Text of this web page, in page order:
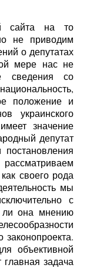
сайта на то
не приводим
о депутатах
мере нас не
сведения со
положение и
украинского
значение
депутат
своего рода
мы
с
ли она мнению
законопроекта.
объективной
главная задача